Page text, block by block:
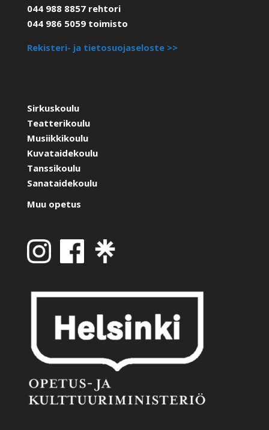
044 988 8857 rehtori
044 986 5059 toimisto
Rekisteri- ja tietosuojaseloste >>
Sirkuskoulu
Teatterikoulu
Musiikkikoulu
Kuvataidekoulu
Tanssikoulu
Sanataidekoulu
Muu opetus